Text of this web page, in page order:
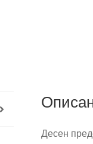
Десен